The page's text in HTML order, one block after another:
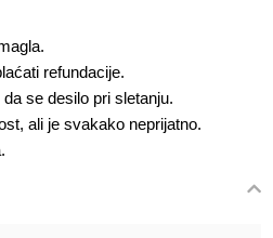
refundacije.
se desilo pri sletanju.
ali je svakako neprijatno.